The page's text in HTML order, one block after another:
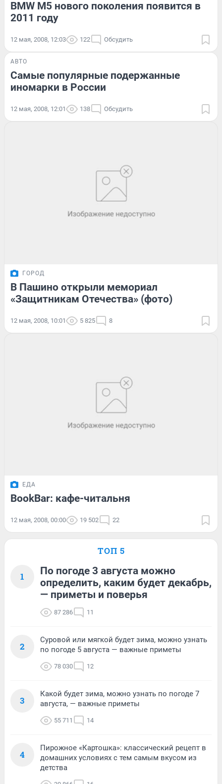
BMW M5 нового поколения появится в
2011 году
12 мая, 2008, 12:03 122 Обсудить
АВТО
Самые популярные подержанные
иномарки в России
12 мая, 2008, 12:01 138 Обсудить
ГОРОД
В Пашино открыли мемориал
«Защитникам Отечества» (фото)
12 мая, 2008, 10:01 5 825 8
ЕДА
BookBar: кафе-читальня
12 мая, 2008, 00:00 19 502 22
ТОП 5
1
По погоде 3 августа можно
определить, каким будет декабрь,
— приметы и поверья
87 286 11
2
Суровой или мягкой будет зима, можно узнать
по погоде 5 августа — важные приметы
78 030 12
3
Какой будет зима, можно узнать по погоде 7
августа, — важные приметы
55 711 14
4
Пирожное «Картошка»: классический рецепт в
домашних условиях с тем самым вкусом из
детства